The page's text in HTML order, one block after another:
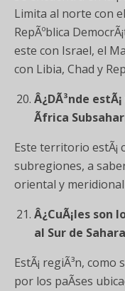
Limita al norte con
RepÃºblica
este con Israel, el
con Libia, Chad y
Â¿DÃ³nde
Ãfrica
Este territorio
subregiones, a
oriental y meridional
Â¿CuÃ¡les son
al Sur de
EstÃ¡ regiÃ³n,
por los paÃ­ses